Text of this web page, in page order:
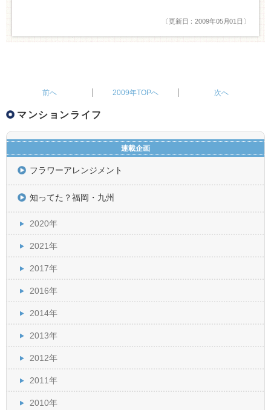
〔更新日：2009年05月01日〕
2009年TOPへ
マンションライフ
連載企画
フラワーアレンジメント
知ってた？福岡・九州
2020年
2021年
2017年
2016年
2014年
2013年
2012年
2011年
2010年